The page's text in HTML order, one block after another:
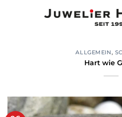
ALLGEMEIN,
Hart wie